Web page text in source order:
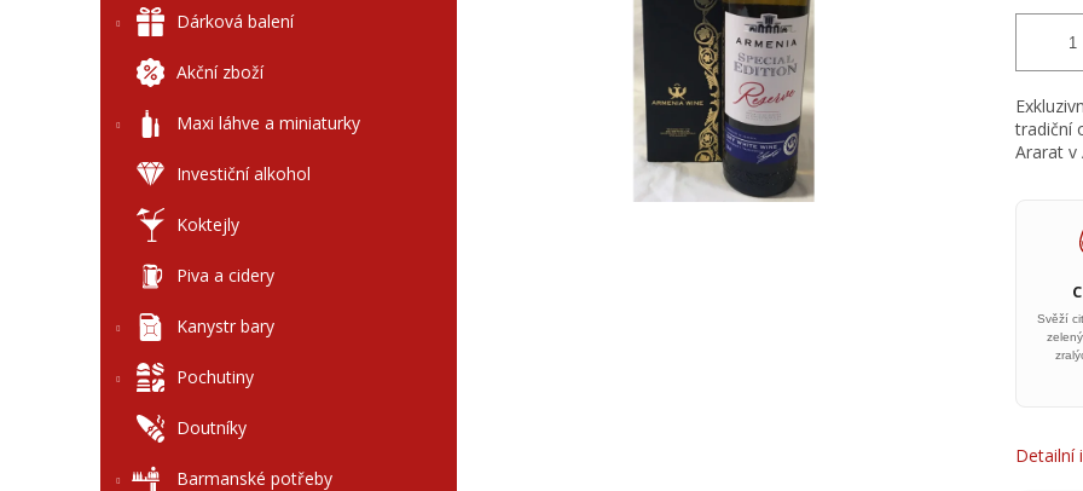
Dárková balení
Akční zboží
Maxi láhve a miniaturky
Investiční alkohol
Koktejly
Piva a cidery
Kanystr bary
Pochutiny
Doutníky
Barmanské potřeby
tradiční
Ararat v
Svěží
Detailní